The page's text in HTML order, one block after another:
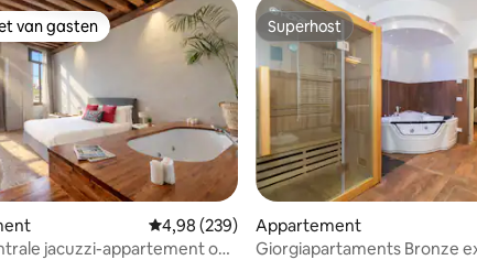
van 5 op 5, 137 recensies
van gasten
van gasten
Gemiddelde beoordeling van 4,98 op 5,
4,98 (239)
jacuzzi-appartement op
Superhost
Superhost
Appartement
Giorgiapartaments Bronze